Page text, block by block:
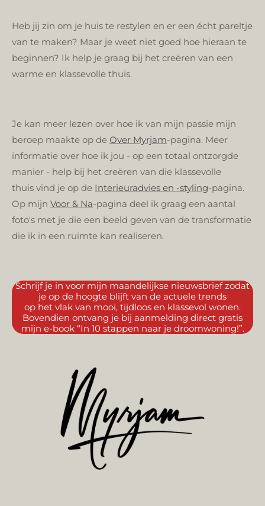
Heb jij zin om je huis te restylen en er een écht pareltje
van te maken? Maar je weet niet goed hoe hieraan te
beginnen? Ik help je graag bij het creëren van een
warme en klassevolle thuis.
Je kan meer lezen over hoe ik van mijn passie mijn
beroep maakte op de Over Myrjam-pagina. Meer
informatie over hoe ik jou - op een totaal ontzorgde
manier - help bij het creëren van die klassevolle
thuis vind je op de Interieuradvies en -styling-pagina.
Op mijn Voor & Na-pagina deel ik graag een aantal
foto's met je die een beeld geven van de transformatie
die ik in een ruimte kan realiseren.
Schrijf je in voor mijn maandelijkse nieuwsbrief zodat
je op de hoogte blijft van de actuele trends
op het vlak van mooi, tijdloos en klassevol wonen.
Bovendien ontvang je bij aanmelding direct gratis
mijn e-book “In 10 stappen naar je droomwoning!”.